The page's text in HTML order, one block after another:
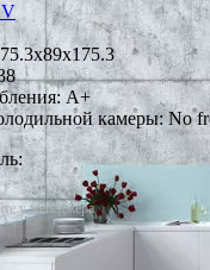
A+
камеры: No
у менеджера